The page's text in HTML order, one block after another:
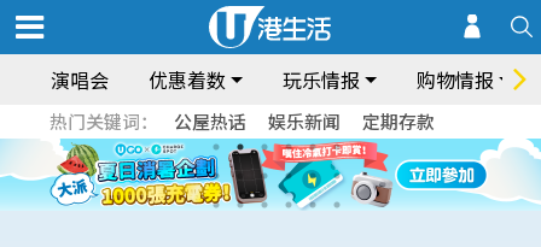
演唱会 优惠着数 玩乐情报 购物情报
热门关键词： 公屋热话 娱乐新闻 定期存款